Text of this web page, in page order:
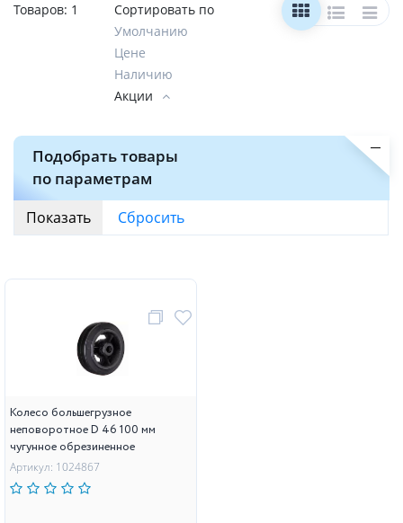
Товаров: 1
Сортировать по
Умолчанию
Цене
Наличию
Акции
Подобрать товары
по параметрам
Колесо большегрузное
неповоротное D 46 100 мм
чугунное обрезиненное
Артикул: 1024867